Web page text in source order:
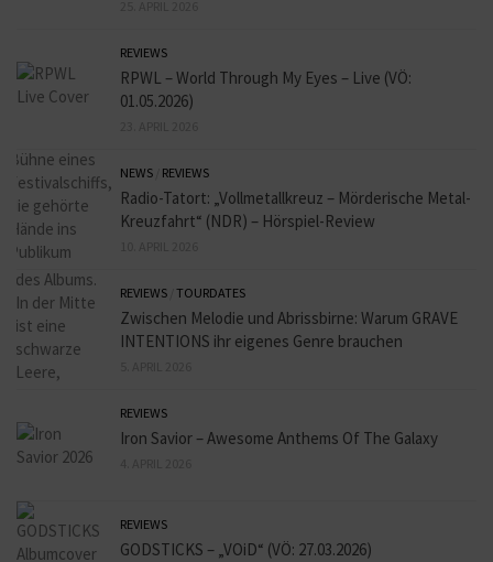
REVIEWS
RPWL – World Through My Eyes – Live (VÖ:
01.05.2026)
NEWS REVIEWS
Radio-Tatort: „Vollmetallkreuz – Mörderische Metal-
Kreuzfahrt“ (NDR) – Hörspiel-Review
REVIEWS TOURDATES
Zwischen Melodie und Abrissbirne: Warum GRAVE
INTENTIONS ihr eigenes Genre brauchen
REVIEWS
Iron Savior – Awesome Anthems Of The Galaxy
REVIEWS
GODSTICKS – „VOiD“ (VÖ: 27.03.2026)